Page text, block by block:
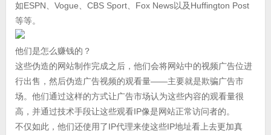
如ESPN、Vogue、CBS Sport、Fox News以及Huffington Post
等等。
他们是怎么赚钱的？
这些伪造的网站制作完成之后，他们会将网站中的视频广告位进
行出售，然后伪造广告视频的观看量——主要就是欺骗广告市
场。他们通过这样的方式让广告市场认为这些内容的观看量很
高，并通过技术手段让这些观看IP像是网站正常访问者的。
不仅如此，他们还使用了IP代理来使这些IP地址看上去更加真